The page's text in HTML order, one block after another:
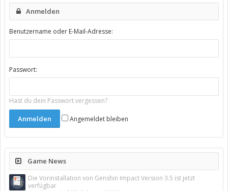
Anmelden
Benutzername oder E-Mail-Adresse:
Passwort:
Hast du dein Passwort vergessen?
Angemeldet bleiben
Game News
Die Vorinstallation von Genshin Impact Version 3.5 ist jetzt
verfügbar